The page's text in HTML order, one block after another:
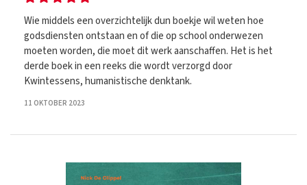
Wie middels een overzichtelijk dun boekje wil weten hoe
godsdiensten ontstaan en of die op school onderwezen
moeten worden, die moet dit werk aanschaffen. Het is het
derde boek in een reeks die wordt verzorgd door
Kwintessens, humanistische denktank.
11 OKTOBER 2023